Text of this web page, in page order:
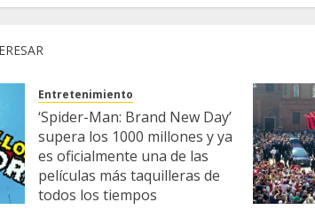
Entretenimiento
‘Spider-Man: Brand New Day’
supera los 1000 millones y ya
es oficialmente una de las
películas más taquilleras de
todos los tiempos